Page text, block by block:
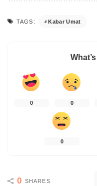
TAGS: Kabar Umat
0 0
0
0 SHARES